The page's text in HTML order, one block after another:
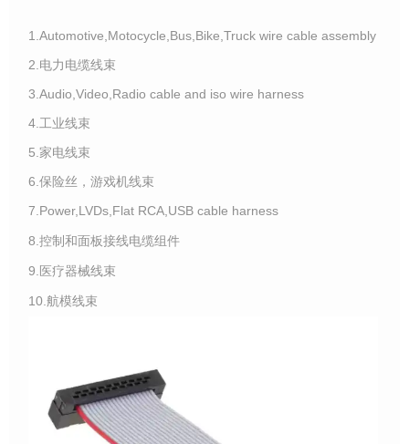
1.Automotive,Motocycle,Bus,Bike,Truck wire cable assembly
2.电力电缆线束
3.Audio,Video,Radio cable and iso wire harness
4.工业线束
5.家电线束
6.保险丝，游戏机线束
7.Power,LVDs,Flat RCA,USB cable harness
8.控制和面板接线电缆组件
9.医疗器械线束
10.航模线束